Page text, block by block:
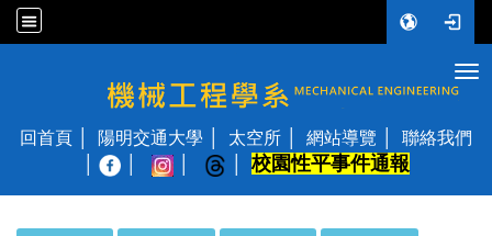
國立陽明交通大學 機械工程學系
回首頁 陽明交通大學 太空所 網站導覽
聯絡我們
校園性平事件通報